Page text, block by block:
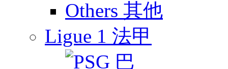
Others 其他
Ligue 1 法甲